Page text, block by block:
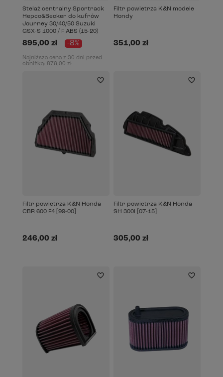
Stelaż centralny Sportrack
Hepco&Becker do kufrów
Journey 30/40/50 Suzuki
GSX-S 1000 / F ABS (15-20)
895,00 zł -8%
Najniższa cena z 30 dni przed
obniżką: 876,00 zł
Filtr powietrza K&N modele
Hondy
351,00 zł
Filtr powietrza K&N Honda
CBR 600 F4 [99-00]
246,00 zł
Filtr powietrza K&N Honda
SH 300i [07-15]
305,00 zł